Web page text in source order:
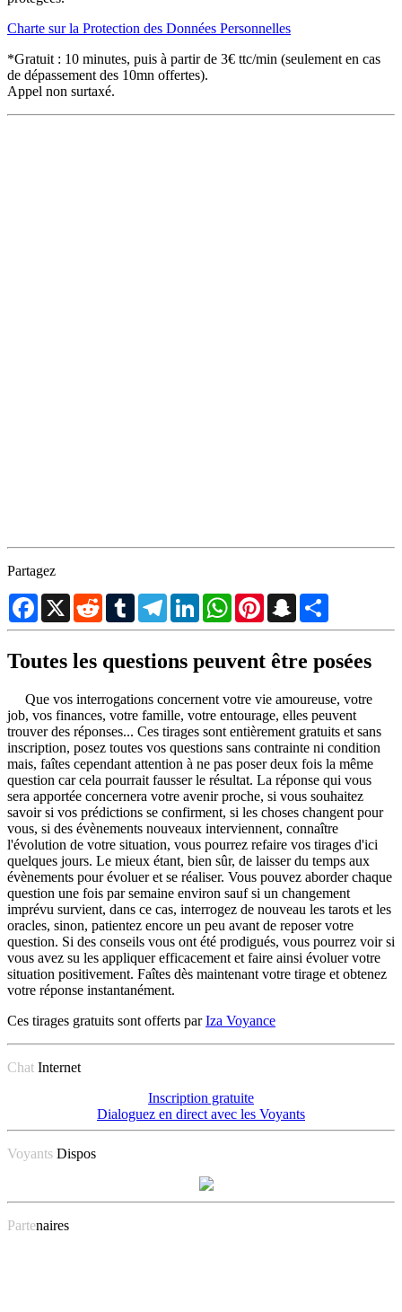
Charte sur la Protection des Données Personnelles
*Gratuit : 10 minutes, puis à partir de 3€ ttc/min (seulement en cas
de dépassement des 10mn offertes).
Appel non surtaxé.
Partagez
Facebook
X RedditTumblrTelegramLinkedInWhatsAppPinterestSnapchat
Toutes les questions peuvent être posées
Que vos interrogations concernent votre vie amoureuse, votre
job, vos finances, votre famille, votre entourage, elles peuvent
trouver des réponses... Ces tirages sont entièrement gratuits et sans
inscription, posez toutes vos questions sans contrainte ni condition
mais, faîtes cependant attention à ne pas poser deux fois la même
question car cela pourrait fausser le résultat. La réponse qui vous
sera apportée concernera votre avenir proche, si vous souhaitez
savoir si vos prédictions se confirment, si les choses changent pour
vous, si des évènements nouveaux interviennent, connaître
l'évolution de votre situation, vous pourrez refaire vos tirages d'ici
quelques jours. Le mieux étant, bien sûr, de laisser du temps aux
évènements pour évoluer et se réaliser. Vous pouvez aborder chaque
question une fois par semaine environ sauf si un changement
imprévu survient, dans ce cas, interrogez de nouveau les tarots et les
oracles, sinon, patientez encore un peu avant de reposer votre
question. Si des conseils vous ont été prodigués, vous pourrez voir si
vous avez su les appliquer efficacement et faire ainsi évoluer votre
situation positivement. Faîtes dès maintenant votre tirage et obtenez
votre réponse instantanément.
Ces tirages gratuits sont offerts parIza Voyance
Chat Internet
Inscription gratuite
Dialoguez en direct avec les Voyants
Voyants Dispos
Partenaires